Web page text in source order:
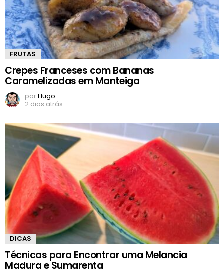
FRUTAS
Crepes Franceses com Bananas
Caramelizadas em Manteiga
porHugo
2 dias atrás
DICAS
Técnicas para Encontrar uma Melancia
Madura e Sumarenta